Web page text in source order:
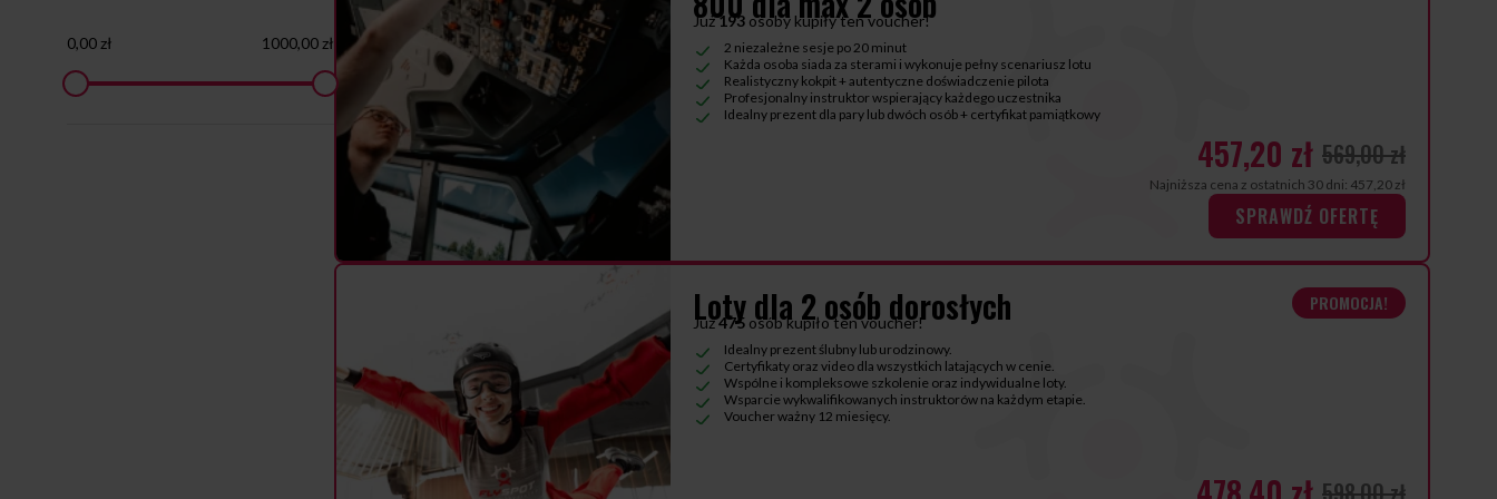
0,00 zł 1000,00 zł
Już193 osoby kupiły ten voucher!
2 niezależne sesje po 20 minut
Każda osoba siada za sterami i wykonuje pełny scenariusz lotu
Realistyczny kokpit + autentyczne doświadczenie pilota
Profesjonalny instruktor wspierający każdego uczestnika
Idealny prezent dla pary lub dwóch osób + certyfikat pamiątkowy
457,20 zł 569,00 zł
Najniższa cena z ostatnich 30 dni: 457,20 zł
SPRAWDŹ OFERTĘ
PROMOCJA!
Loty dla 2 osób dorosłych
Już475 osób kupiło ten voucher!
Idealny prezent ślubny lub urodzinowy.
Certyfikaty oraz video dla wszystkich latających w cenie.
Wspólne i kompleksowe szkolenie oraz indywidualne loty.
Wsparcie wykwalifikowanych instruktorów na każdym etapie.
Voucher ważny 12 miesięcy.
598,00 zł